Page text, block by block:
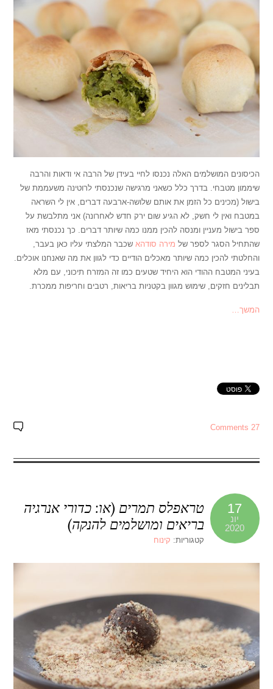
הכיסונים המושלמים האלה נכנסו לחיי בעידן של הרבה אי ודאות והרבה
שיממון מטבחי. בדרך כלל כשאני מרגישה שנכנסתי לרוטינה משעממת של
בישול (מכינים כל הזמן את אותם שלושה-ארבעה דברים, אין לי השראה
במטבח ואין לי חשק, לא הגיע שום ירק חדש לאחרונה) אני מתלבשת על
ספר בישול מעניין ומנסה להכין ממנו כמה שיותר דברים. כך נכנסתי מאז
שהתחיל הסגר לספר של מירה סודהא שכבר המלצתי עליו כאן בעבר,
והחלטתי להכין כמה שיותר מאכלים הודיים כדי לגוון את מה שאנחנו אוכלים.
בעיני המטבח ההודי הוא היחיד שטעים כמו זה המזרח תיכוני, עם מלא
תבלינים חזקים, שימוש מגוון בקטניות בריאות, רטבים וחריפות ממכרת.
המשך…
27 Comments
17
יונ
2020
טראפלס תמרים (או: כדורי אנרגיה
בריאים ומושלמים להנקה)
קטגוריות: קינוח